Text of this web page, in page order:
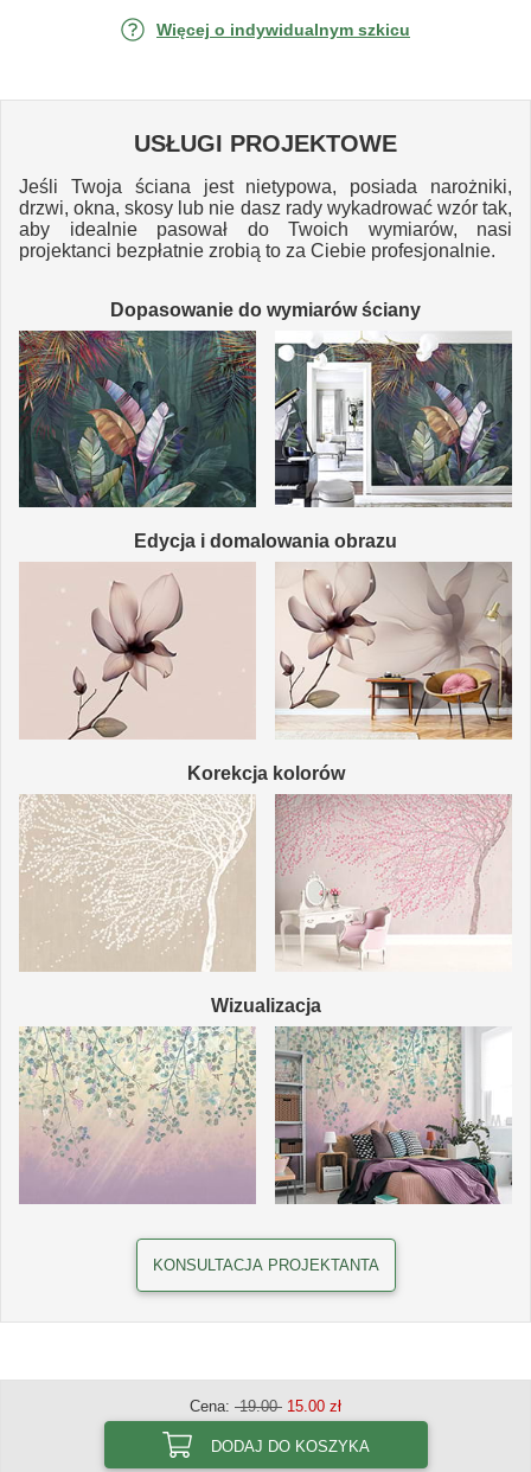
Więcej o indywidualnym szkicu
USŁUGI PROJEKTOWE
Jeśli Twoja ściana jest nietypowa, posiada narożniki,
drzwi, okna, skosy lub nie dasz rady wykadrować wzór tak,
aby idealnie pasował do Twoich wymiarów, nasi
projektanci bezpłatnie zrobią to za Ciebie profesjonalnie.
Dopasowanie do wymiarów ściany
Edycja i domalowania obrazu
Korekcja kolorów
Wizualizacja
KONSULTACJA PROJEKTANTA
Cena: 19.00 15.00 zł
DODAJ DO KOSZYKA